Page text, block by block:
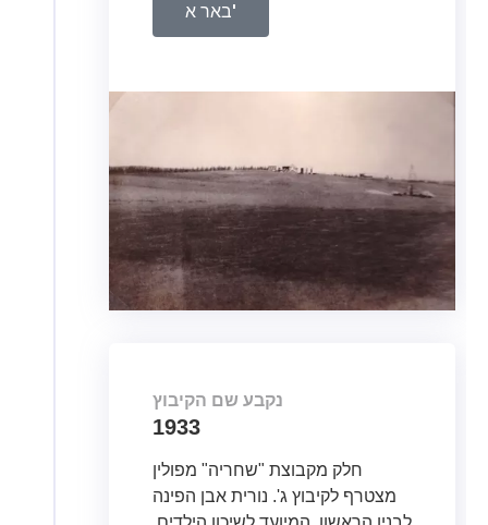
באר א'
נקבע שם הקיבוץ
1933
חלק מקבוצת "שחריה" מפולין
מצטרף לקיבוץ ג'. נורית אבן הפינה